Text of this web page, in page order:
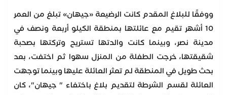
ووفقًا للبلاغ المقدم كانت الرضيعة «جيهان» تبلغ من العمر
10 أشهر تقيم مع عائلتها بمنطقة الكيلو أربعة ونصف في
مدينة نصر، وبينما كانت والدتها تستريح وتركتها بصحبة
شقيقتها، خرجت الطفلة من المنزل سهوا ثم اختفت، بعد
بحث طويل في المنطقة لم تعثر العائلة عليها وبينما توجهت
العائلة لقسم الشرطة لتقديم بلاغ باختفاء " جيهان"، كان